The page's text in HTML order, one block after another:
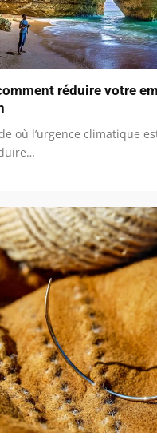
réduire votre
où l’urgence climatique